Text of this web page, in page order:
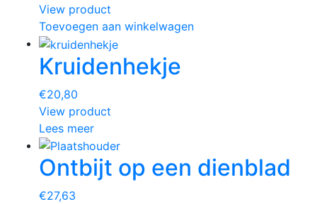
View product
Toevoegen aan winkelwagen
Kruidenhekje
€20,80
View product
Lees meer
Ontbijt op een dienblad
€27,63